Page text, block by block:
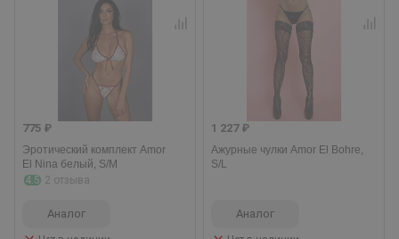
775 ₽
Эротический комплект Amor
El Nina белый, S/M
4.5 2 отзыва
Аналог
1 227 ₽
Ажурные чулки Amor El Bohre,
S/L
Аналог